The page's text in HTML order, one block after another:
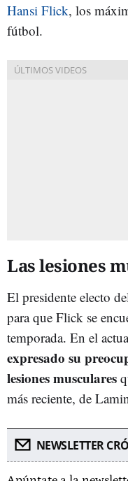
Hansi Flick, los
fútbol.
Las lesiones
El presidente electo
para que Flick se
temporada. En el
expresado su
lesiones musculares
más reciente, de
NEWSLETTER